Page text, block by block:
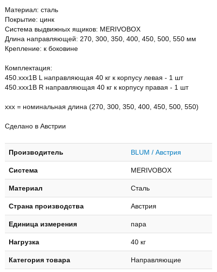
Материал: сталь
Покрытие: цинк
Система выдвижных ящиков: MERIVOBOX
Длина направляющей: 270, 300, 350, 400, 450, 500, 550 мм
Крепление: к боковине
Комплектация:
450.ххх1B L направляющая 40 кг к корпусу левая - 1 шт
450.ххх1B R направляющая 40 кг к корпусу правая - 1 шт
ххх = номинальная длина (270, 300, 350, 400, 450, 500, 550)
Сделано в Австрии
Производитель BLUM / Австрия
Система MERIVOBOX
Материал Сталь
Страна производства Австрия
Единица измерения пара
Нагрузка 40 кг
Категория товара Направляющие